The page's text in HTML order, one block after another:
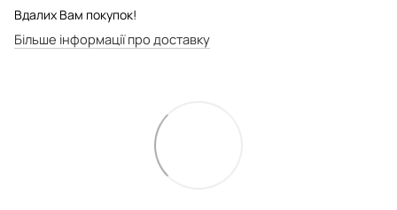
Вдалих Вам покупок!
Більше інформації про доставку